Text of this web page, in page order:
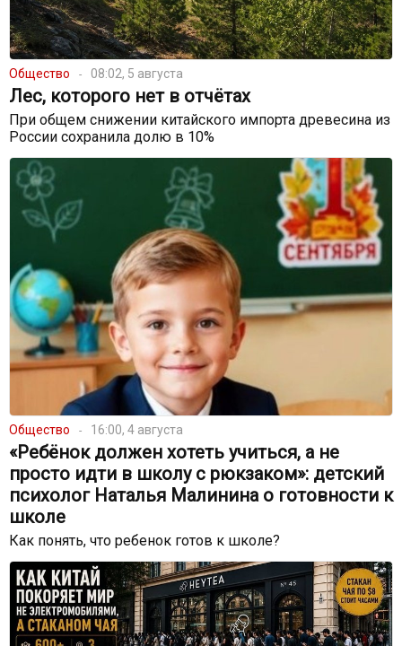
Общество 08:02, 5 августа
Лес, которого нет в отчётах
При общем снижении китайского импорта древесина из
России сохранила долю в 10%
Общество 16:00, 4 августа
«Ребёнок должен хотеть учиться, а не
просто идти в школу с рюкзаком»: детский
психолог Наталья Малинина о готовности к
школе
Как понять, что ребенок готов к школе?